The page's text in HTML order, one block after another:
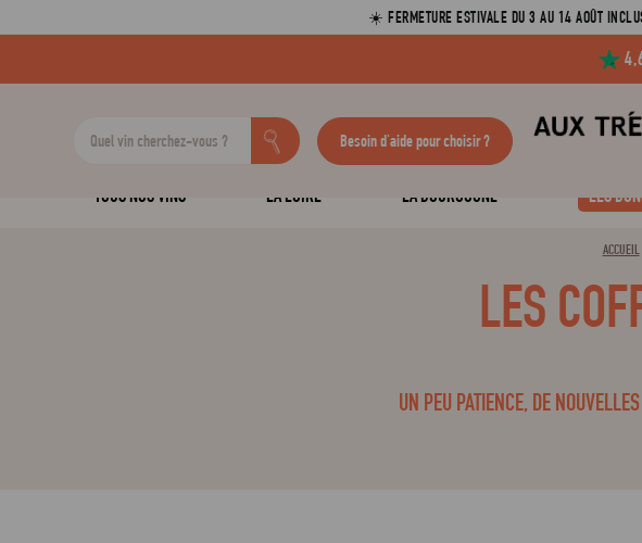
☀️ FERMETURE ESTIVALE DU 3 AU 14 AOÛT
Besoin d'aide pour choisir ?
TOUS NOS VINS LA LOIRE LA BOURGOGNE LES
ACCUEIL
LES
UN PEU PATIENCE, DE